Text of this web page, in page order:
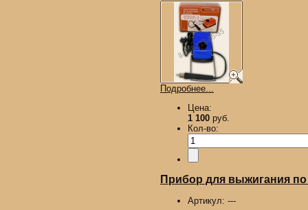
Подробнее...
Цена:
1 100 руб.
Кол-во:
Прибор для выжигания
Артикул: ---